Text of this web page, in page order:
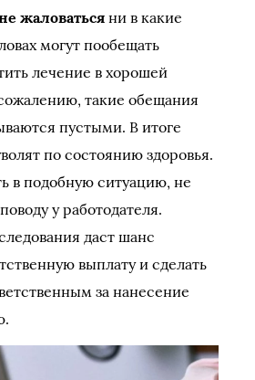
жаловаться ни в какие
могут пообещать
лечение в хорошей
такие обещания
пустыми. В итоге
по состоянию здоровья.
в подобную ситуацию, не
у работодателя.
даст шанс
выплату и сделать
за нанесение